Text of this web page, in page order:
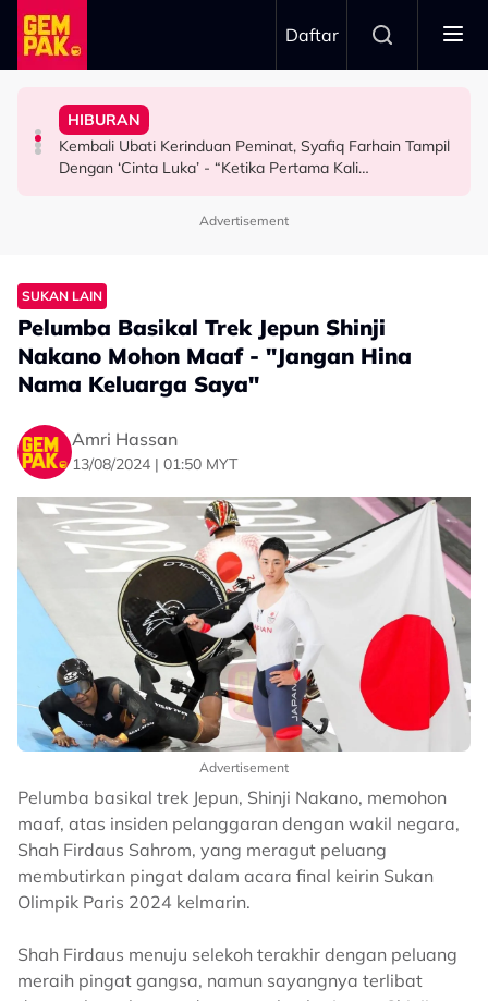
Skip to main content
Daftar
SELEBRITI
Atta Halilintar Tegur Individu Perlekeh Orang Rakam
Pesawat Mendarat - “Boleh Jadi Itu Pengalaman
HIBURAN
Kembali Ubati Kerinduan Peminat, Syafiq Farhain Tampil
Dengan ‘Cinta Luka’ - “Ketika Pertama Kali
HIBURAN
M. Nasir Pilih Aliff Aziz, Melinda Dadew Hidupkan Kisah
Mansur & Liu
HIBURAN
M. Nasir Pilih Aliff Aziz Jadi Mansur Sebab Pakej
Lengkap – “Dia Pelakon Kedua Paling Tampan Di
Advertisement
SUKAN LAIN
Pelumba Basikal Trek Jepun Shinji
Nakano Mohon Maaf - "Jangan Hina
Nama Keluarga Saya"
Amri Hassan
13/08/2024 | 01:50 MYT
Advertisement
Pelumba basikal trek Jepun, Shinji Nakano, memohon
maaf, atas insiden pelanggaran dengan wakil negara,
Shah Firdaus Sahrom, yang meragut peluang
membutirkan pingat dalam acara final keirin Sukan
Olimpik Paris 2024 kelmarin.
Shah Firdaus menuju selekoh terakhir dengan peluang
meraih pingat gangsa, namun sayangnya terlibat